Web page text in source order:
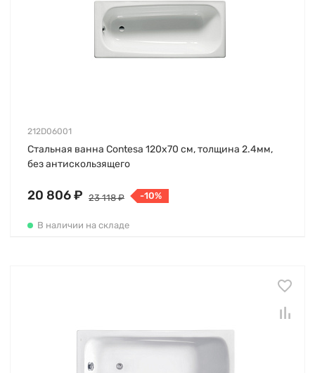
212D06001
Стальная ванна Contesa 120х70 см, толщина 2.4мм,
без антискользящего
20 806 ₽ 23 118 ₽ -10%
В наличии на складе